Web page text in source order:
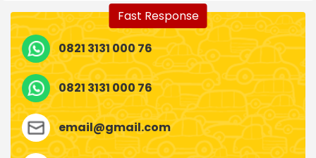
Fast Response
0821 3131 000 76
0821 3131 000 76
email@gmail.com